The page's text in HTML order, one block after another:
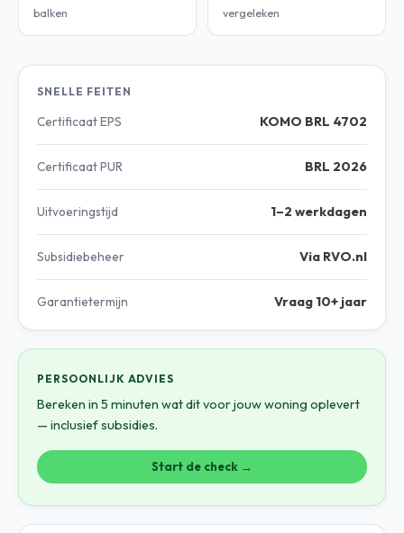
balken
vergeleken
SNELLE FEITEN
Certificaat EPS KOMO BRL 4702
Certificaat PUR BRL 2026
Uitvoeringstijd 1–2 werkdagen
Subsidiebeheer Via RVO.nl
Garantietermijn Vraag 10+ jaar
PERSOONLIJK ADVIES
Bereken in 5 minuten wat dit voor jouw woning oplevert
— inclusief subsidies.
Start de check →